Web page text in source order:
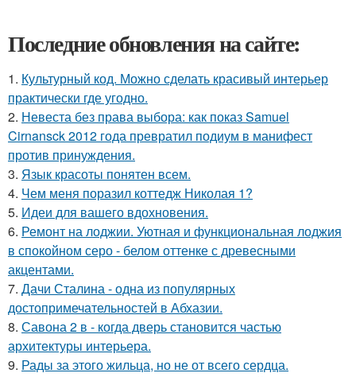
Последние обновления на сайте:
1. Культурный код. Можно сделать красивый интерьер
практически где угодно.
2. Невеста без права выбора: как показ Samuel
Cirnansck 2012 года превратил подиум в манифест
против принуждения.
3. Язык красоты понятен всем.
4. Чем меня поразил коттедж Николая 1?
5. Идеи для вашего вдохновения.
6. Ремонт на лоджии. Уютная и функциональная лоджия
в спокойном серо - белом оттенке с древесными
акцентами.
7. Дачи Сталина - одна из популярных
достопримечательностей в Абхазии.
8. Савона 2 в - когда дверь становится частью
архитектуры интерьера.
9. Рады за этого жильца, но не от всего сердца.